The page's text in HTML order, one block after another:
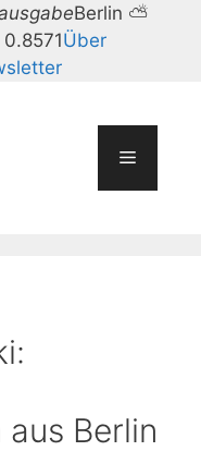
Berlin ⛅
0.8571Über
Menü
Berlin